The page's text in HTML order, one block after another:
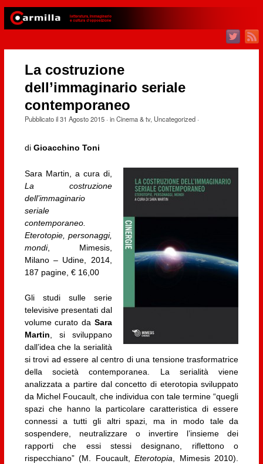
La costruzione
dell’immaginario seriale
contemporaneo
Pubblicato il31 Agosto 2015· inCinema & tv, Uncategorized·
di Gioacchino Toni
Sara Martin, a cura di,
La costruzione
dell’immaginario
seriale
contemporaneo.
Eterotopie, personaggi,
mondi, Mimesis,
Milano – Udine, 2014,
187 pagine, € 16,00
Gli studi sulle serie
televisive presentati dal
volume curato da Sara
Martin , si sviluppano
dall’idea che la serialità
si trovi ad essere al centro di una tensione trasformatrice
della società contemporanea. La serialità viene
analizzata a partire dal concetto di eterotopia sviluppato
da Michel Foucault, che individua con tale termine “quegli
spazi che hanno la particolare caratteristica di essere
connessi a tutti gli altri spazi, ma in modo tale da
sospendere, neutralizzare o invertire l’insieme dei
rapporti che essi stessi designano, riflettono o
rispecchiano” (M. Foucault,Eterotopia , Mimesis 2010).